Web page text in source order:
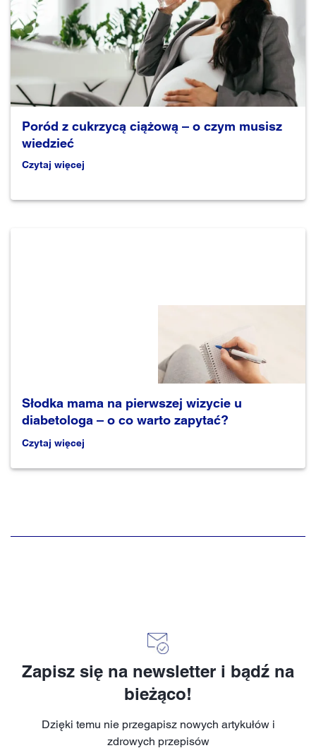
Poród z cukrzycą ciążową – o czym musisz
wiedzieć
Czytaj więcej
Słodka mama na pierwszej wizycie u
diabetologa – o co warto zapytać?
Czytaj więcej
Zapisz się na newsletter i bądź na
bieżąco!
Dzięki temu nie przegapisz nowych artykułów i
zdrowych przepisów